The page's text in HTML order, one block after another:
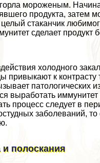
мороженым.
продукта, затем
стаканчик
сделает продукт
холодного
привыкают к контрасту
патологических
выработать
процесс следует в
заболеваний, то
и полоскания